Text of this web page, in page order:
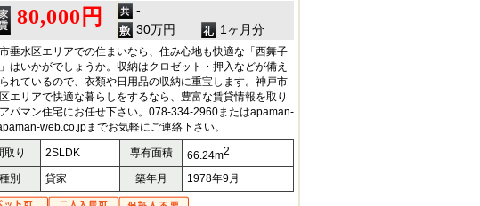
80,000円
-
30万円
1ヶ月分
垂水区エリアでの住まいなら、住み心地も快適な「西舞子
はいかがでしょうか。収納はクロゼット・押入などが備え
れているので、衣類や日用品の収納に重宝します。神戸市
エリアで快適な暮らしをするなら、豊富な賃貸情報を取り
パマン住宅にお任せ下さい。078-334-2960またはapaman-
web.co.jpまでお気軽にご連絡下さい。
取り 2SLDK 専有面積 66.24m2
種別 貸家 築年月 1978年9月